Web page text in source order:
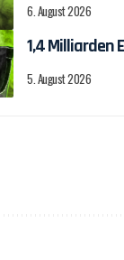
6. August 2026
1,4 Milliarden
5. August 2026